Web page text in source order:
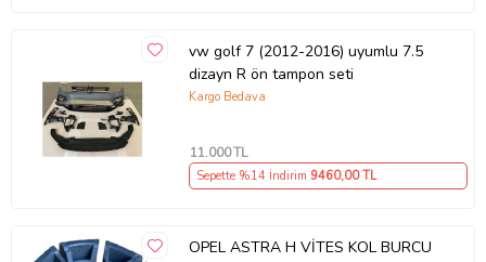
vw golf 7 (2012-2016) uyumlu 7.5
dizayn R ön tampon seti
Kargo Bedava
11.000TL
Sepette %14 İndirim 9460,00 TL
OPEL ASTRA H VİTES KOL BURCU